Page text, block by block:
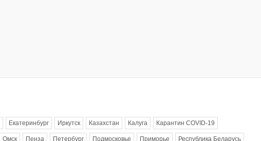
Екатеринбург Иркутск Казахстан Калуга Карантин COVID-19
Омск Пенза Петербург Подмосковье Приморье Республика Беларусь